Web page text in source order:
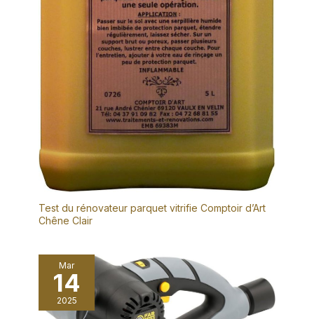
Test du rénovateur parquet vitrifie Comptoir d’Art
Chêne Clair
Mar
14
2025